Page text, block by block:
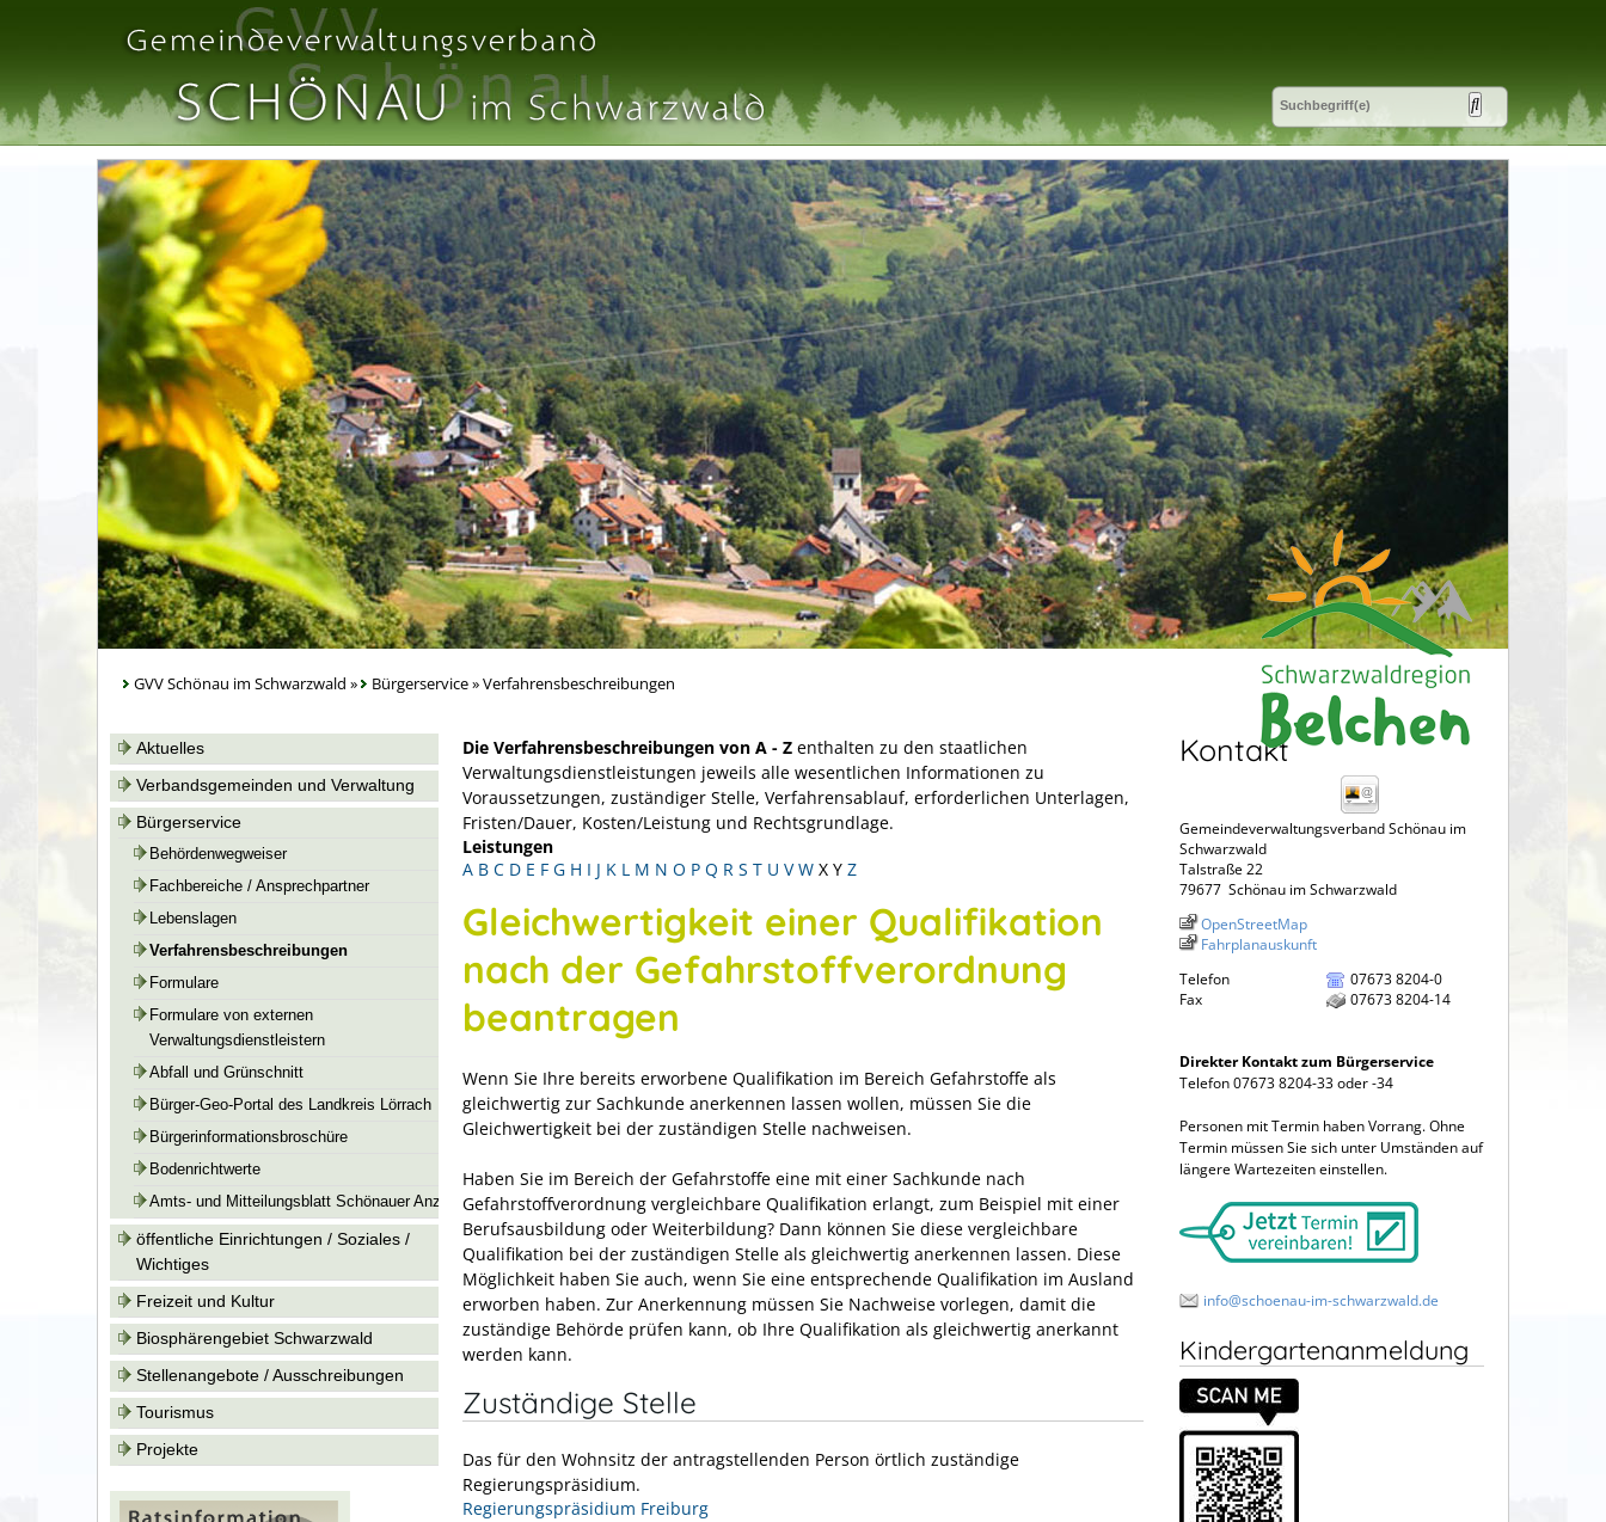
GVV Schönau im Schwarzwald » Bürgerservice»Verfahrensbeschreibungen
Aktuelles
Verbandsgemeinden und Verwaltung
Bürgerservice
Behördenwegweiser
Fachbereiche / Ansprechpartner
Lebenslagen
Verfahrensbeschreibungen
Formulare
Formulare von externen
Verwaltungsdienstleistern
Abfall und Grünschnitt
Bürger-Geo-Portal des Landkreis Lörrach
Bürgerinformationsbroschüre
Bodenrichtwerte
Amts- und Mitteilungsblatt Schönauer Anzeiger
öffentliche Einrichtungen / Soziales /
Wichtiges
Freizeit und Kultur
Biosphärengebiet Schwarzwald
Stellenangebote / Ausschreibungen
Tourismus
Projekte
Die Verfahrensbeschreibungen von A - Z enthalten zu den staatlichen
Verwaltungsdienstleistungen jeweils alle wesentlichen Informationen zu
Voraussetzungen, zuständiger Stelle, Verfahrensablauf, erforderlichen Unterlagen,
Fristen/Dauer, Kosten/Leistung und Rechtsgrundlage.
Leistungen
A B C D E F G H I J K L M N O P Q R S T U V W X Y Z
Gleichwertigkeit einer Qualifikation
nach der Gefahrstoffverordnung
beantragen
Wenn Sie Ihre bereits erworbene Qualifikation im Bereich Gefahrstoffe als
gleichwertig zur Sachkunde anerkennen lassen wollen, müssen Sie die
Gleichwertigkeit bei der zuständigen Stelle nachweisen.
Haben Sie im Bereich der Gefahrstoffe eine mit einer Sachkunde nach
Gefahrstoffverordnung vergleichbare Qualifikation erlangt, zum Beispiel mit einer
Berufsausbildung oder Weiterbildung? Dann können Sie diese vergleichbare
Qualifikation bei der zuständigen Stelle als gleichwertig anerkennen lassen. Diese
Möglichkeit haben Sie auch, wenn Sie eine entsprechende Qualifikation im Ausland
erworben haben. Zur Anerkennung müssen Sie Nachweise vorlegen, damit die
zuständige Behörde prüfen kann, ob Ihre Qualifikation als gleichwertig anerkannt
werden kann.
Zuständige Stelle
Das für den Wohnsitz der antragstellenden Person örtlich zuständige
Regierungspräsidium.
Regierungspräsidium Freiburg
Kontakt
Gemeindeverwaltungsverband Schönau im
Schwarzwald
Talstraße 22
79677 Schönau im Schwarzwald
OpenStreetMap
Fahrplanauskunft
Telefon
07673 8204-0
Fax
07673 8204-14
Direkter Kontakt zum Bürgerservice
Telefon 07673 8204-33 oder -34
Personen mit Termin haben Vorrang. Ohne
Termin müssen Sie sich unter Umständen auf
längere Wartezeiten einstellen.
info@schoenau-im-schwarzwald.de
Kindergartenanmeldung